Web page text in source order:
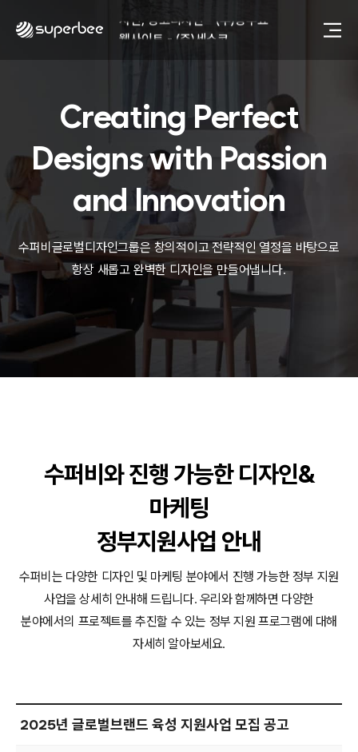
웹사이트 - (주)세스코
동영상, 카탈로그 - 피자마루
웹사이트 - 백조씽크
사진, 광고디자인 - 중외제약
패키지, 디자인 - 고려은단
동영상 - (주)듀오백
동영상 - ㈜고피자
동영상 - 모모스커피㈜
동영상 - 삼양홀딩스
동영상 - 킷캣
사진, 광고디자인 - (주)화요
사진, 광고디자인 - (주)광주요
제품디자인 - 삼성전자㈜
동영상, CI - 카피어랜드㈜
동영상, 홈페이지 - (주)분독
동영상 - (주)듀오백
동영상 - 모모스커피㈜
동영상 - 삼양홀딩스
동영상 - 킷캣
Creating Perfect
Designs with Passion
and Innovation
수퍼비글로벌디자인그룹은 창의적이고 전략적인 열정을 바탕으로
항상 새롭고 완벽한 디자인을 만들어냅니다.
수퍼비와 진행 가능한 디자인&
마케팅
정부지원사업 안내
수퍼비는 다양한 디자인 및 마케팅 분야에서 진행 가능한 정부 지원
사업을 상세히 안내해 드립니다. 우리와 함께하면 다양한
분야에서의 프로젝트를 추진할 수 있는 정부 지원 프로그램에 대해
자세히 알아보세요.
2025년 글로벌브랜드 육성 지원사업 모집 공고